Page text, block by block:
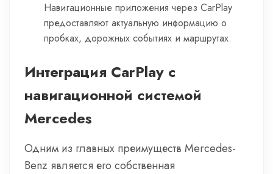
Навигационные приложения через CarPlay
предоставляют актуальную информацию о
пробках, дорожных событиях и маршрутах.
Интеграция CarPlay с
навигационной системой
Mercedes
Одним из главных преимуществ Mercedes-
Benz является его собственная